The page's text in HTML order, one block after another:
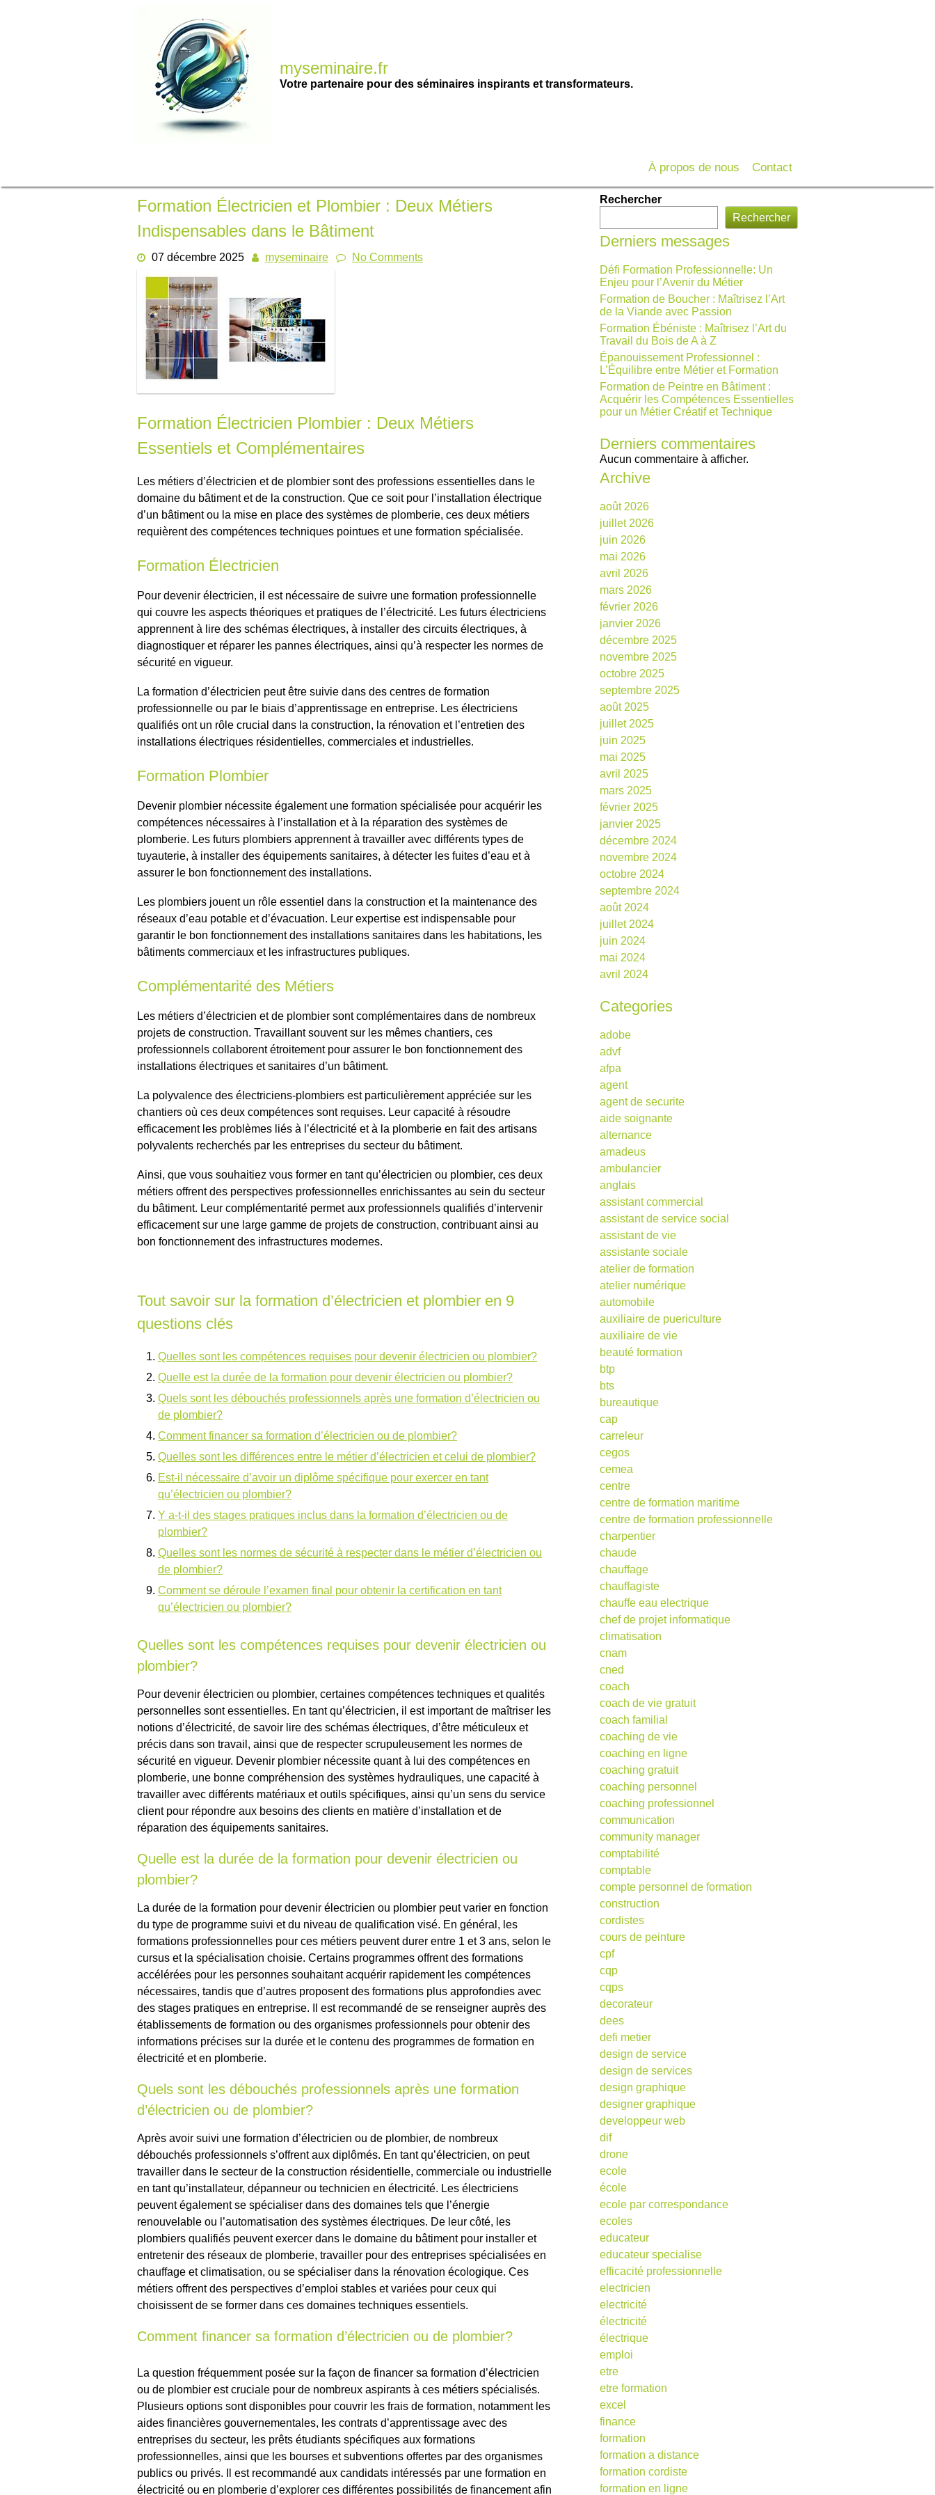
myseminaire.fr
Votre partenaire pour des séminaires inspirants et transformateurs.
À propos de nous Contact
Formation Électricien et Plombier : Deux Métiers
Indispensables dans le Bâtiment
07 décembre 2025 myseminaire No Comments
Formation Électricien Plombier : Deux Métiers
Essentiels et Complémentaires
Les métiers d’électricien et de plombier sont des professions essentielles dans le
domaine du bâtiment et de la construction. Que ce soit pour l’installation électrique
d’un bâtiment ou la mise en place des systèmes de plomberie, ces deux métiers
requièrent des compétences techniques pointues et une formation spécialisée.
Formation Électricien
Pour devenir électricien, il est nécessaire de suivre une formation professionnelle
qui couvre les aspects théoriques et pratiques de l’électricité. Les futurs électriciens
apprennent à lire des schémas électriques, à installer des circuits électriques, à
diagnostiquer et réparer les pannes électriques, ainsi qu’à respecter les normes de
sécurité en vigueur.
La formation d’électricien peut être suivie dans des centres de formation
professionnelle ou par le biais d’apprentissage en entreprise. Les électriciens
qualifiés ont un rôle crucial dans la construction, la rénovation et l’entretien des
installations électriques résidentielles, commerciales et industrielles.
Formation Plombier
Devenir plombier nécessite également une formation spécialisée pour acquérir les
compétences nécessaires à l’installation et à la réparation des systèmes de
plomberie. Les futurs plombiers apprennent à travailler avec différents types de
tuyauterie, à installer des équipements sanitaires, à détecter les fuites d’eau et à
assurer le bon fonctionnement des installations.
Les plombiers jouent un rôle essentiel dans la construction et la maintenance des
réseaux d’eau potable et d’évacuation. Leur expertise est indispensable pour
garantir le bon fonctionnement des installations sanitaires dans les habitations, les
bâtiments commerciaux et les infrastructures publiques.
Complémentarité des Métiers
Les métiers d’électricien et de plombier sont complémentaires dans de nombreux
projets de construction. Travaillant souvent sur les mêmes chantiers, ces
professionnels collaborent étroitement pour assurer le bon fonctionnement des
installations électriques et sanitaires d’un bâtiment.
La polyvalence des électriciens-plombiers est particulièrement appréciée sur les
chantiers où ces deux compétences sont requises. Leur capacité à résoudre
efficacement les problèmes liés à l’électricité et à la plomberie en fait des artisans
polyvalents recherchés par les entreprises du secteur du bâtiment.
Ainsi, que vous souhaitiez vous former en tant qu’électricien ou plombier, ces deux
métiers offrent des perspectives professionnelles enrichissantes au sein du secteur
du bâtiment. Leur complémentarité permet aux professionnels qualifiés d’intervenir
efficacement sur une large gamme de projets de construction, contribuant ainsi au
bon fonctionnement des infrastructures modernes.
Tout savoir sur la formation d’électricien et plombier en 9
questions clés
Quelles sont les compétences requises pour devenir électricien ou plombier?
Quelle est la durée de la formation pour devenir électricien ou plombier?
Quels sont les débouchés professionnels après une formation d’électricien ou
de plombier?
Comment financer sa formation d’électricien ou de plombier?
Quelles sont les différences entre le métier d’électricien et celui de plombier?
Est-il nécessaire d’avoir un diplôme spécifique pour exercer en tant
qu’électricien ou plombier?
Y a-t-il des stages pratiques inclus dans la formation d’électricien ou de
plombier?
Quelles sont les normes de sécurité à respecter dans le métier d’électricien ou
de plombier?
Comment se déroule l’examen final pour obtenir la certification en tant
qu’électricien ou plombier?
Quelles sont les compétences requises pour devenir électricien ou
plombier?
Pour devenir électricien ou plombier, certaines compétences techniques et qualités
personnelles sont essentielles. En tant qu’électricien, il est important de maîtriser les
notions d’électricité, de savoir lire des schémas électriques, d’être méticuleux et
précis dans son travail, ainsi que de respecter scrupuleusement les normes de
sécurité en vigueur. Devenir plombier nécessite quant à lui des compétences en
plomberie, une bonne compréhension des systèmes hydrauliques, une capacité à
travailler avec différents matériaux et outils spécifiques, ainsi qu’un sens du service
client pour répondre aux besoins des clients en matière d’installation et de
réparation des équipements sanitaires.
Quelle est la durée de la formation pour devenir électricien ou
plombier?
La durée de la formation pour devenir électricien ou plombier peut varier en fonction
du type de programme suivi et du niveau de qualification visé. En général, les
formations professionnelles pour ces métiers peuvent durer entre 1 et 3 ans, selon le
cursus et la spécialisation choisie. Certains programmes offrent des formations
accélérées pour les personnes souhaitant acquérir rapidement les compétences
nécessaires, tandis que d’autres proposent des formations plus approfondies avec
des stages pratiques en entreprise. Il est recommandé de se renseigner auprès des
établissements de formation ou des organismes professionnels pour obtenir des
informations précises sur la durée et le contenu des programmes de formation en
électricité et en plomberie.
Quels sont les débouchés professionnels après une formation
d’électricien ou de plombier?
Après avoir suivi une formation d’électricien ou de plombier, de nombreux
débouchés professionnels s’offrent aux diplômés. En tant qu’électricien, on peut
travailler dans le secteur de la construction résidentielle, commerciale ou industrielle
en tant qu’installateur, dépanneur ou technicien en électricité. Les électriciens
peuvent également se spécialiser dans des domaines tels que l’énergie
renouvelable ou l’automatisation des systèmes électriques. De leur côté, les
plombiers qualifiés peuvent exercer dans le domaine du bâtiment pour installer et
entretenir des réseaux de plomberie, travailler pour des entreprises spécialisées en
chauffage et climatisation, ou se spécialiser dans la rénovation écologique. Ces
métiers offrent des perspectives d’emploi stables et variées pour ceux qui
choisissent de se former dans ces domaines techniques essentiels.
Comment financer sa formation d’électricien ou de plombier?
La question fréquemment posée sur la façon de financer sa formation d’électricien
ou de plombier est cruciale pour de nombreux aspirants à ces métiers spécialisés.
Plusieurs options sont disponibles pour couvrir les frais de formation, notamment les
aides financières gouvernementales, les contrats d’apprentissage avec des
entreprises du secteur, les prêts étudiants spécifiques aux formations
professionnelles, ainsi que les bourses et subventions offertes par des organismes
publics ou privés. Il est recommandé aux candidats intéressés par une formation en
électricité ou en plomberie d’explorer ces différentes possibilités de financement afin
Rechercher
Rechercher
Derniers messages
Défi Formation Professionnelle: Un
Enjeu pour l’Avenir du Métier
Formation de Boucher : Maîtrisez l’Art
de la Viande avec Passion
Formation Ébéniste : Maîtrisez l’Art du
Travail du Bois de A à Z
Épanouissement Professionnel :
L’Équilibre entre Métier et Formation
Formation de Peintre en Bâtiment :
Acquérir les Compétences Essentielles
pour un Métier Créatif et Technique
Derniers commentaires
Aucun commentaire à afficher.
Archive
août 2026
juillet 2026
juin 2026
mai 2026
avril 2026
mars 2026
février 2026
janvier 2026
décembre 2025
novembre 2025
octobre 2025
septembre 2025
août 2025
juillet 2025
juin 2025
mai 2025
avril 2025
mars 2025
février 2025
janvier 2025
décembre 2024
novembre 2024
octobre 2024
septembre 2024
août 2024
juillet 2024
juin 2024
mai 2024
avril 2024
Categories
adobe
advf
afpa
agent
agent de securite
aide soignante
alternance
amadeus
ambulancier
anglais
assistant commercial
assistant de service social
assistant de vie
assistante sociale
atelier de formation
atelier numérique
automobile
auxiliaire de puericulture
auxiliaire de vie
beauté formation
btp
bts
bureautique
cap
carreleur
cegos
cemea
centre
centre de formation maritime
centre de formation professionnelle
charpentier
chaude
chauffage
chauffagiste
chauffe eau electrique
chef de projet informatique
climatisation
cnam
cned
coach
coach de vie gratuit
coach familial
coaching de vie
coaching en ligne
coaching gratuit
coaching personnel
coaching professionnel
communication
community manager
comptabilité
comptable
compte personnel de formation
construction
cordistes
cours de peinture
cpf
cqp
cqps
decorateur
dees
defi metier
design de service
design de services
design graphique
designer graphique
developpeur web
dif
drone
ecole
école
ecole par correspondance
ecoles
educateur
educateur specialise
efficacité professionnelle
electricien
electricité
électricité
électrique
emploi
etre
etre formation
excel
finance
formation
formation a distance
formation cordiste
formation en ligne